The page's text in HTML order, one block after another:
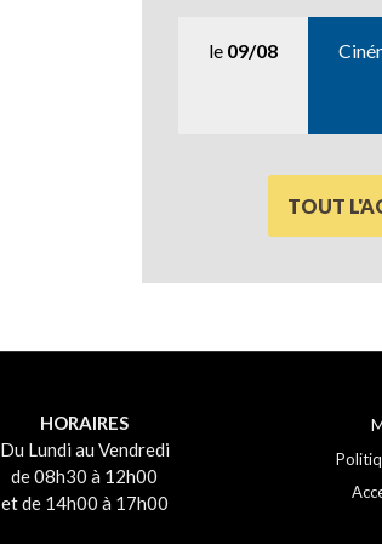
le 09/08
TOUT
HORAIRES
Du Lundi au Vendredi
de 08h30 à 12h00
et de 14h00 à 17h00